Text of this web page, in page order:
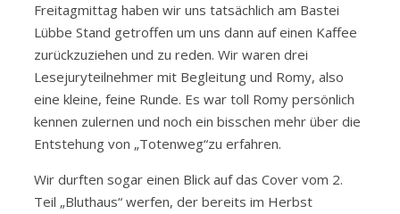
Freitagmittag haben wir uns tatsächlich am Bastei
Lübbe Stand getroffen um uns dann auf einen Kaffee
zurückzuziehen und zu reden. Wir waren drei
Lesejuryteilnehmer mit Begleitung und Romy, also
eine kleine, feine Runde. Es war toll Romy persönlich
kennen zulernen und noch ein bisschen mehr über die
Entstehung von „Totenweg“zu erfahren.
Wir durften sogar einen Blick auf das Cover vom 2.
Teil „Bluthaus“ werfen, der bereits im Herbst